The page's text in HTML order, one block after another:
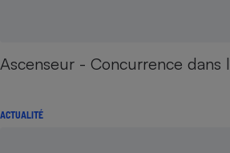
Ascenseur - Concurrence dans
ACTUALITÉ